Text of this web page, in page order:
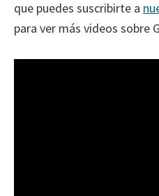
que puedes suscribirte a
para ver más videos sobre